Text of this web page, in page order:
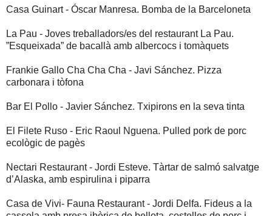
Casa Guinart - Óscar Manresa. Bomba de la Barceloneta
La Pau - Joves treballadors/es del restaurant La Pau.
”Esqueixada” de bacallà amb albercocs i tomàquets
Frankie Gallo Cha Cha Cha - Javi Sánchez. Pizza
carbonara i tòfona
Bar El Pollo - Javier Sánchez. Txipirons en la seva tinta
El Filete Ruso - Eric Raoul Nguena. Pulled pork de porc
ecològic de pagès
Nectari Restaurant - Jordi Esteve. Tàrtar de salmó salvatge
d’Alaska, amb espirulina i piparra
Casa de Vivi- Fauna Restaurant - Jordi Delfa. Fideus a la